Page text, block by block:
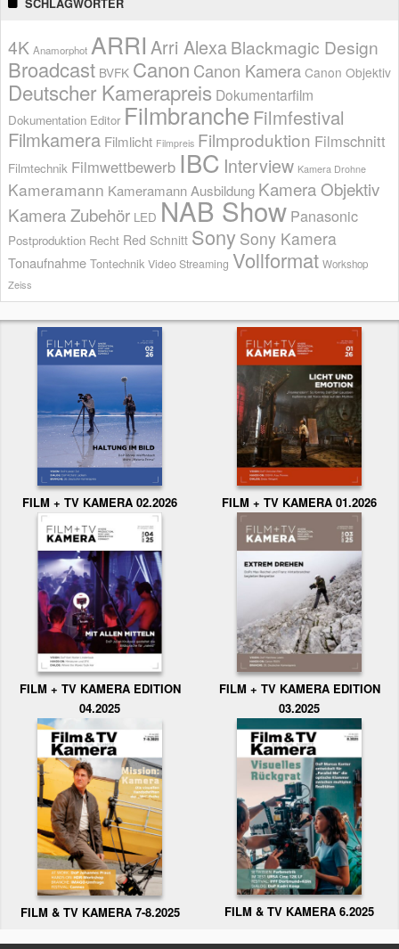
SCHLAGWÖRTER
4K Anamorphot ARRI Arri AlexaBlackmagic Design
Broadcast BVFK Canon Canon Kamera Canon Objektiv
Deutscher Kamerapreis Dokumentarfilm
Dokumentation Editor Filmbranche Filmfestival
Filmkamera Filmlicht Filmpreis Filmproduktion Filmschnitt
Filmtechnik Filmwettbewerb IBC Interview Kamera Drohne
Kameramann Kameramann Ausbildung Kamera Objektiv
Kamera Zubehör LED NAB Show Panasonic
Postproduktion Recht Red Schnitt Sony Sony Kamera
Tonaufnahme Tontechnik Video Streaming Vollformat Workshop
Zeiss
FILM + TV KAMERA 02.2026 FILM + TV KAMERA 01.2026
FILM + TV KAMERA EDITION
04.2025
FILM + TV KAMERA EDITION
03.2025
FILM & TV KAMERA 7-8.2025 FILM & TV KAMERA 6.2025